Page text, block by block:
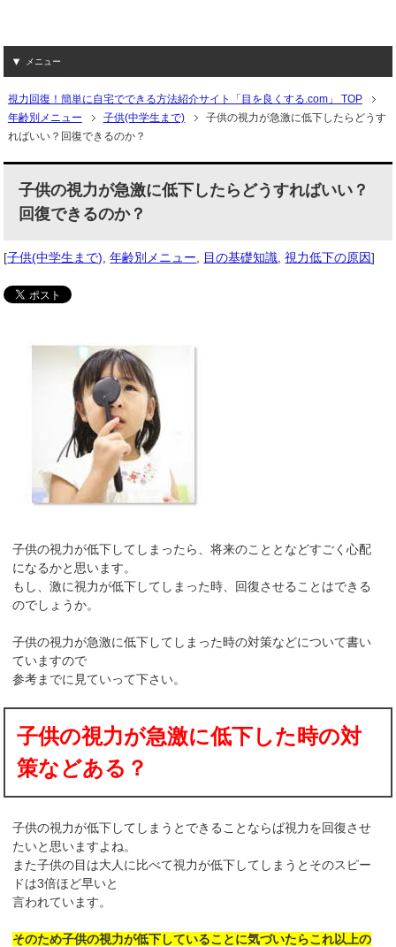
メニュー
視力回復！簡単に自宅でできる方法紹介サイト「目を良くする.com」 TOP
年齢別メニュー
子供(中学生まで)
子供の視力が急激に低下したらどうす
ればいい？回復できるのか？
子供の視力が急激に低下したらどうすればいい？
回復できるのか？
[子供(中学生まで) ,年齢別メニュー 目の基礎知識 ,視力低下の原因]
子供の視力が低下してしまったら、将来のこととなどすごく心配
になるかと思います。
もし、激に視力が低下してしまった時、回復させることはできる
のでしょうか。
子供の視力が急激に低下してしまった時の対策などについて書い
ていますので
参考までに見ていって下さい。
子供の視力が急激に低下した時の対
策などある？
子供の視力が低下してしまうとできることならば視力を回復させ
たいと思いますよね。
また子供の目は大人に比べて視力が低下してしまうとそのスピー
ドは3倍ほど早いと
言われています。
そのため子供の視力が低下していることに気づいたらこれ以上の